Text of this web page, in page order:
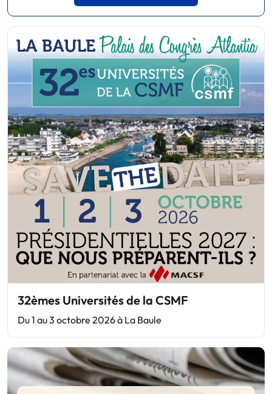
32èmes Universités de la CSMF
Du 1 au 3 octobre 2026 à La Baule